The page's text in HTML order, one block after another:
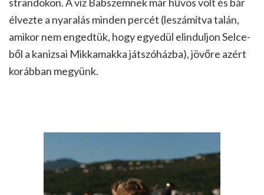
élvezte a nyaralás minden percét (leszámítva talán,
amikor nem engedtük, hogy egyedül elinduljon Selce-
ből a kanizsai Mikkamakka játszóházba), jövőre azért
korábban megyünk.